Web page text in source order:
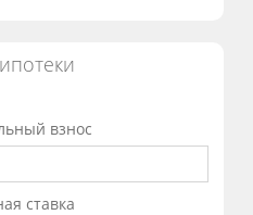
взнос
ставка